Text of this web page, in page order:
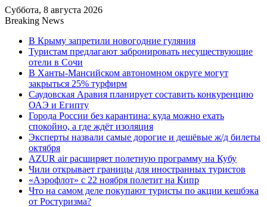
Суббота, 8 августа 2026
Breaking News
В Крыму запретили новогодние гуляния
Туристам предлагают забронировать несуществующие
отели в Сочи
В Ханты-Мансийском автономном округе могут
закрыться 25% турфирм
Саудовская Аравия планирует составить конкуренцию
ОАЭ и Египту
Города России без карантина: куда можно ехать
спокойно, а где ждёт изоляция
Эксперты назвали самые дорогие и дешёвые ж/д билеты
октября
AZUR air расширяет полетную программу на Кубу
Чили открывает границы для иностранных туристов
«Аэрофлот» с 22 ноября полетит на Кипр
Что на самом деле покупают туристы по акции кешбэка
от Ростуризма?